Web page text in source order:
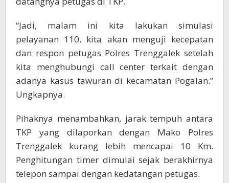
“Jadi, malam ini kita lakukan simulasi
pelayanan 110, kita akan menguji kecepatan
dan respon petugas Polres Trenggalek setelah
kita menghubungi call center terkait dengan
adanya kasus tawuran di kecamatan Pogalan.”
Ungkapnya.
Pihaknya menambahkan, jarak tempuh antara
TKP yang dilaporkan dengan Mako Polres
Trenggalek kurang lebih mencapai 10 Km.
Penghitungan timer dimulai sejak berakhirnya
telepon sampai dengan kedatangan petugas.